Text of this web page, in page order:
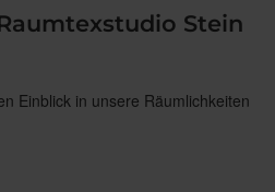
Stein
Einblick in unsere Räumlichkeiten